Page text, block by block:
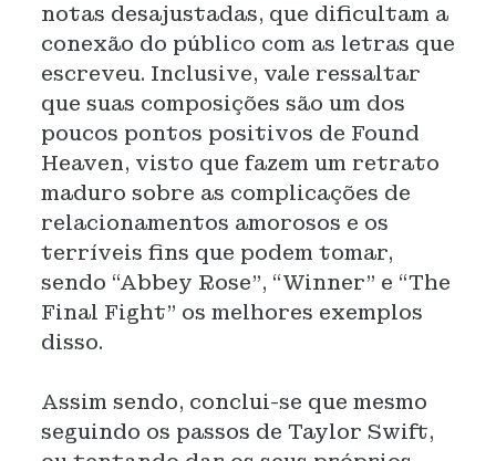
notas desajustadas, que dificultam a
conexão do público com as letras que
escreveu. Inclusive, vale ressaltar
que suas composições são um dos
poucos pontos positivos de Found
Heaven, visto que fazem um retrato
maduro sobre as complicações de
relacionamentos amorosos e os
terríveis fins que podem tomar,
sendo “Abbey Rose”, “Winner” e “The
Final Fight” os melhores exemplos
disso.
Assim sendo, conclui-se que mesmo
seguindo os passos de Taylor Swift,